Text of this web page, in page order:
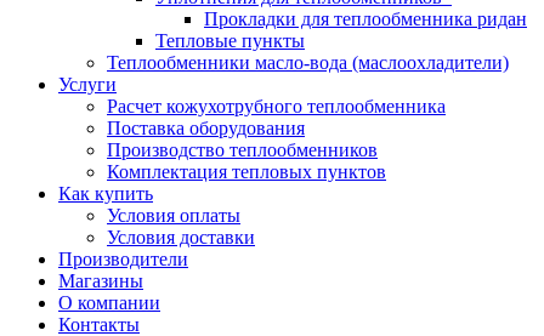
Прокладки для теплообменника ридан
Тепловые пункты
Теплообменники масло-вода (маслоохладители)
Услуги
Расчет кожухотрубного теплообменника
Поставка оборудования
Производство теплообменников
Комплектация тепловых пунктов
Как купить
Условия оплаты
Условия доставки
Производители
Магазины
О компании
Контакты